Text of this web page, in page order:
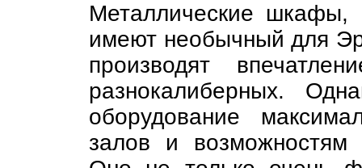
Металлические шкафы,
имеют необычный для
производят
разнокалиберных.
оборудование
залов и возможностям